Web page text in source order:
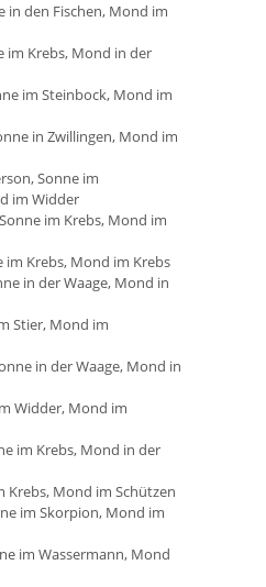
in den Fischen, Mond im
im Krebs, Mond in der
im Steinbock, Mond im
in Zwillingen, Mond im
Sonne im
im Widder
im Krebs, Mond im
im Krebs, Mond im Krebs
in der Waage, Mond in
Stier, Mond im
in der Waage, Mond in
Widder, Mond im
im Krebs, Mond in der
Krebs, Mond im Schützen
im Skorpion, Mond im
im Wassermann, Mond